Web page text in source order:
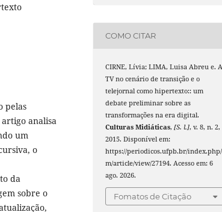
pelas
artigo analisa
um
o
da
sobre o
COMO CITAR
CIRNE, Lívia; LIMA, Luisa Abreu e.
TV no cenário de transição e o
telejornal como hipertexto:: um
debate preliminar sobre as
transformações na era digital.
Culturas Midiáticas,[S. l.], v. 8, n. 2,
2015. Disponível em:
https://periodicos.ufpb.br/
m/article/view/27194. Acesso em: 6
ago. 2026.
Fomatos de Citação